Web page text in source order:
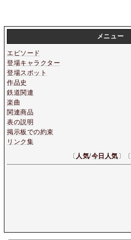
メニュー
エピソード
登場キャラクター
登場スポット
作品史
鉄道関連
楽曲
関連商品
表の説明
掲示板での約束
リンク集
〔 人気/今日人気〕〔